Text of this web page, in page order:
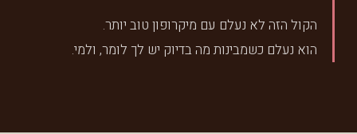
הקול הזה לא נעלם עם מיקרופון טוב יותר.
הוא נעלם כשמבינות מה בדיוק יש לך לומר, ולמי.